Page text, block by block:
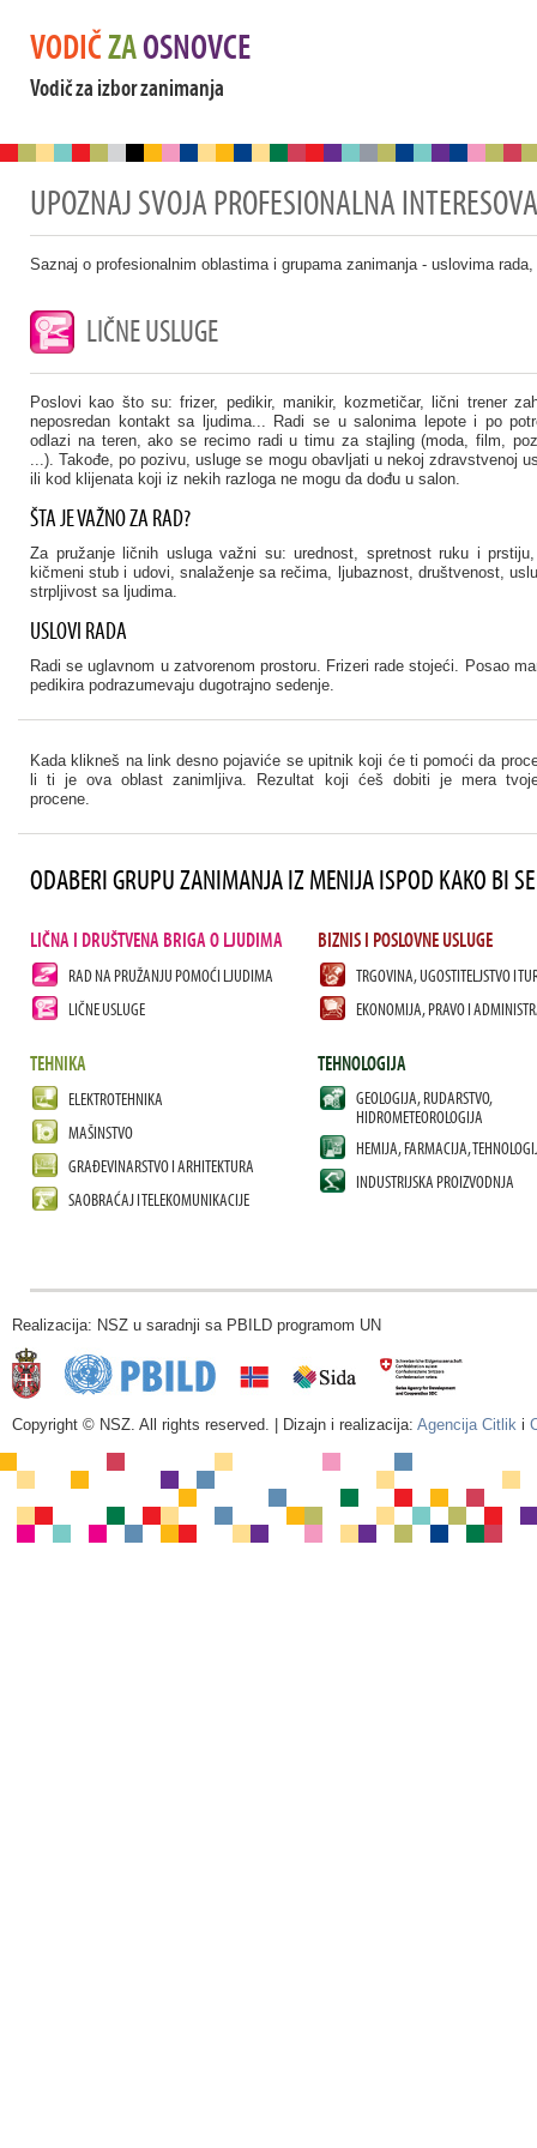
VODIČZAOSNOVCE
Vodič za izbor zanimanja
UPOZNAJ SVOJA PROFESIONALNA
Saznaj o profesionalnim oblastima i grupama zanimanja - uslovima
LIČNE USLUGE
Poslovi kao što su: frizer, pedikir, manikir, kozmetičar, lični trener
neposredan kontakt sa ljudima... Radi se u salonima lepote i po
odlazi na teren, ako se recimo radi u timu za stajling (moda, film,
...). Takođe, po pozivu, usluge se mogu obavljati u nekoj zdravstvenoj
ili kod klijenata koji iz nekih razloga ne mogu da dođu u salon.
ŠTA JE VAŽNO ZA RAD?
Za pružanje ličnih usluga važni su: urednost, spretnost ruku i
kičmeni stub i udovi, snalaženje sa rečima, ljubaznost, društvenost,
strpljivost sa ljudima.
USLOVI RADA
Radi se uglavnom u zatvorenom prostoru. Frizeri rade stojeći. Posao
pedikira podrazumevaju dugotrajno sedenje.
Kada klikneš na link desno pojaviće se upitnik koji će ti pomoći da
li ti je ova oblast zanimljiva. Rezultat koji ćeš dobiti je mera
procene.
ODABERI GRUPU ZANIMANJA IZ MENIJA ISPOD KAKO BI
LIČNA I DRUŠTVENA BRIGA O LJUDIMA
RAD NA PRUŽANJU POMOĆI LJUDIMA
LIČNE USLUGE
BIZNIS I POSLOVNE USLUGE
TRGOVINA, UGOSTITELJSTVO I
EKONOMIJA, PRAVO I
TEHNIKA
ELEKTROTEHNIKA
MAŠINSTVO
GRAĐEVINARSTVO I ARHITEKTURA
SAOBRAĆAJ I TELEKOMUNIKACIJE
TEHNOLOGIJA
GEOLOGIJA, RUDARSTVO,
HIDROMETEOROLOGIJA
HEMIJA, FARMACIJA,
INDUSTRIJSKA PROIZVODNJA
Realizacija: NSZ u saradnji sa PBILD programom UN
Copyright © NSZ. All rights reserved. | Dizajn i realizacija: Agencija Citlik i